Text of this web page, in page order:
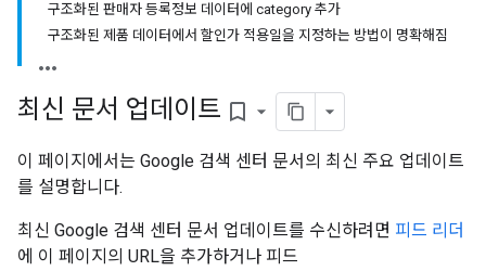
구조화된 판매자 등록정보 데이터에 category 추가
구조화된 제품 데이터에서 할인가 적용일을 지정하는 방법이 명확해짐
최신 문서 업데이트 bookmark_border
이 페이지에서는 Google 검색 센터 문서의 최신 주요 업데이트
를 설명합니다.
최신 Google 검색 센터 문서 업데이트를 수신하려면 피드 리더
에 이 페이지의 URL을 추가하거나 피드